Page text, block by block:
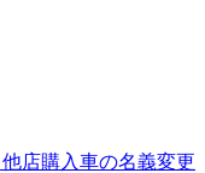
店購入車の名義変更